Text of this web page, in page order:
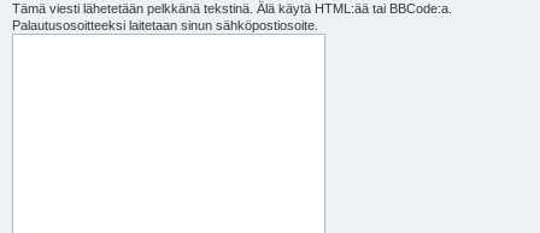
Tämä viesti lähetetään pelkkänä tekstinä. Älä käytä HTML:ää tai BBCode:a.
Palautusosoitteeksi laitetaan sinun sähköpostiosoite.